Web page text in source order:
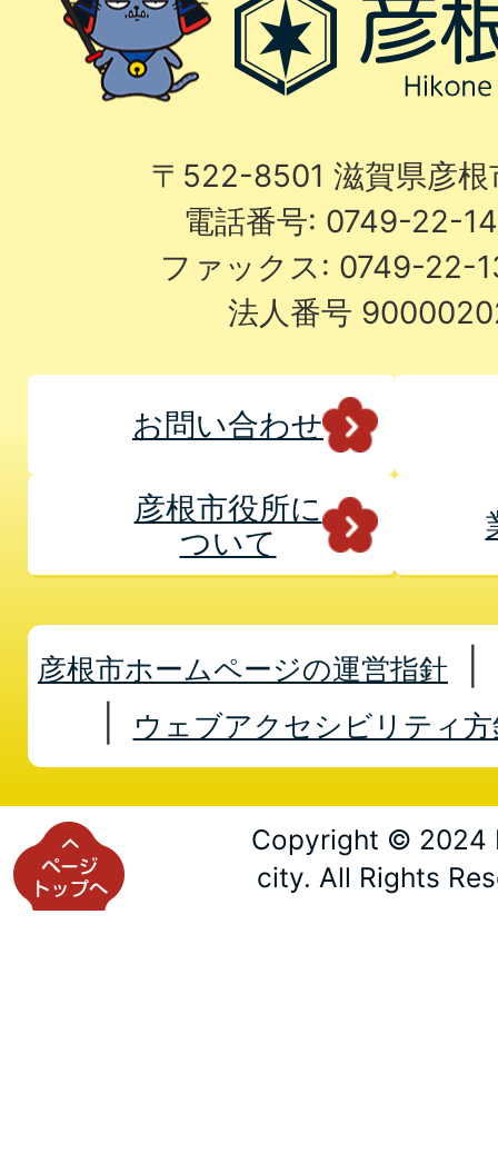
〒522-8501 滋賀県彦
電話番号: 0749-22-
ファックス: 0749-22-
法人番号
お問い合わせ
彦根市役所に
ついて
彦根市ホームページの運営指針
ウェブアクセシビリティ方
Copyright © 2024
city. All Rights